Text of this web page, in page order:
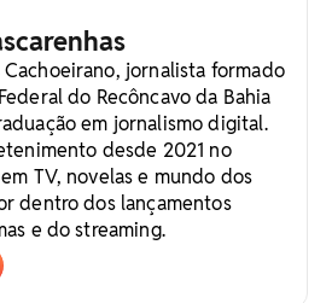
Cachoeirano, jornalista formado
do Recôncavo da Bahia
em jornalismo digital.
desde 2021 no
TV, novelas e mundo dos
dentro dos lançamentos
e do streaming.